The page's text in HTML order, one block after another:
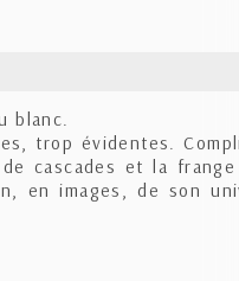
blanc.
trop évidentes.
cascades et la frange
en images, de son